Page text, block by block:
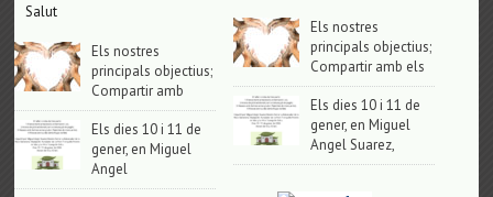
Salut
Els nostres
principals objectius;
Compartir amb
Els dies 10 i 11 de
gener, en Miguel
Angel
Els nostres
principals objectius;
Compartir amb els
Els dies 10 i 11 de
gener, en Miguel
Angel Suarez,